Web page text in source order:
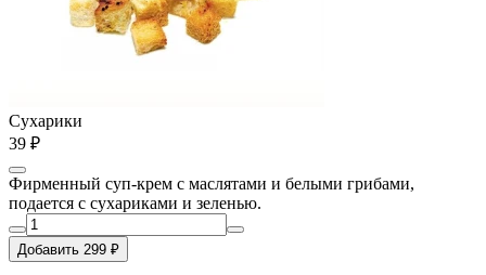
Сухарики
39 ₽
Фирменный суп-крем с маслятами и белыми грибами,
подается с сухариками и зеленью.
Добавить 299 ₽